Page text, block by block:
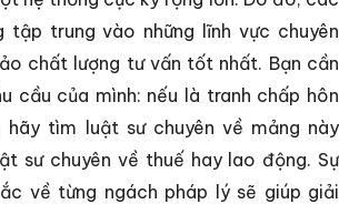
tập trung vào những lĩnh vực chuyên
chất lượng tư vấn tốt nhất. Bạn cần
cầu của mình: nếu là tranh chấp hôn
hãy tìm luật sư chuyên về mảng này
sư chuyên về thuế hay lao động. Sự
về từng ngách pháp lý sẽ giúp giải